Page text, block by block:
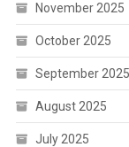
November 2025
October 2025
September 2025
August 2025
July 2025